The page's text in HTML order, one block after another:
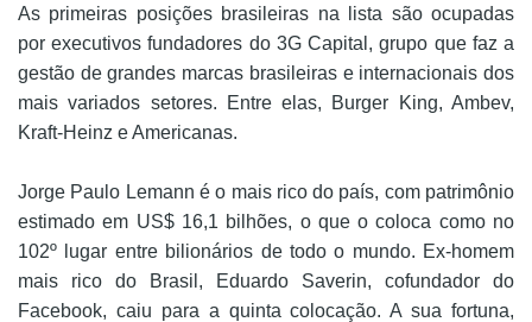
As primeiras posições brasileiras na lista são ocupadas
por executivos fundadores do 3G Capital, grupo que faz a
gestão de grandes marcas brasileiras e internacionais dos
mais variados setores. Entre elas, Burger King, Ambev,
Kraft-Heinz e Americanas.
Jorge Paulo Lemann é o mais rico do país, com patrimônio
estimado em US$ 16,1 bilhões, o que o coloca como no
102º lugar entre bilionários de todo o mundo. Ex-homem
mais rico do Brasil, Eduardo Saverin, cofundador do
Facebook, caiu para a quinta colocação. A sua fortuna,